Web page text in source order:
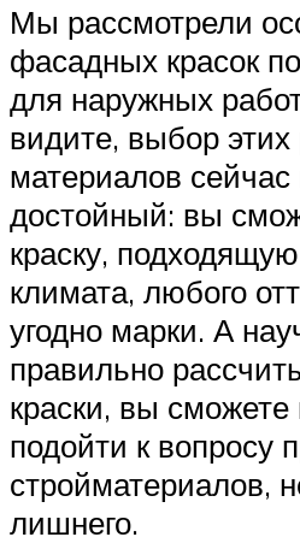
Мы рассмотрели
фасадных красок
для наружных
видите, выбор
материалов сейчас
достойный: вы
краску,
климата, любого
угодно марки. А
правильно
краски, вы сможете
подойти к вопросу
стройматериалов,
лишнего.